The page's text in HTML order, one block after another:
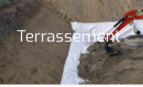
Terrassement